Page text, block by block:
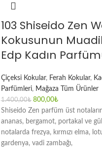
103 Shiseido Zen
Kokusunun
Edp Kadın
Çiçeksi Kokular, Ferah Kokular,
Parfümleri, Mağaza Tüm Ürünler
1.400,00₺ 800,00₺
Shiseido Zen parfüm üst
ananas, bergamot, portakal ve
notalarda frezya, kırmızı elma,
gardenya, vadi zambağı,